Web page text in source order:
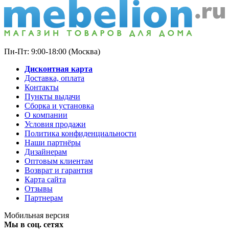
Пн-Пт: 9:00-18:00 (Москва)
Дисконтная карта
Доставка, оплата
Контакты
Пункты выдачи
Сборка и установка
О компании
Условия продажи
Политика конфиденциальности
Наши партнёры
Дизайнерам
Оптовым клиентам
Возврат и гарантия
Карта сайта
Отзывы
Партнерам
Мобильная версия
Мы в соц. сетях